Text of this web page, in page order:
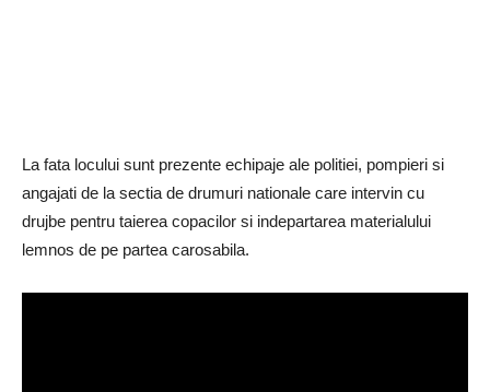
La fata locului sunt prezente echipaje ale politiei, pompieri si
angajati de la sectia de drumuri nationale care intervin cu
drujbe pentru taierea copacilor si indepartarea materialului
lemnos de pe partea carosabila.